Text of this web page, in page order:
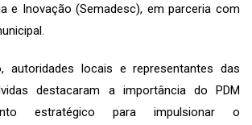
e Inovação (Semadesc), em parceria com
autoridades locais e representantes das
destacaram a importância do PDM
estratégico para impulsionar o